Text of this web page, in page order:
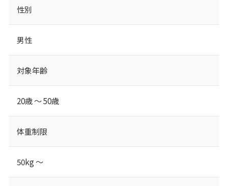
性別
男性
対象年齢
20歳 ～ 50歳
体重制限
50kg ～